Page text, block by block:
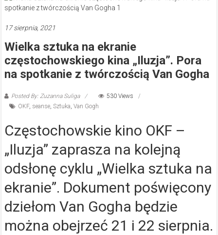
Kłobuck,
Myszków
17 sierpnia, 2021
Wielka sztuka na ekranie
częstochowskiego kina „Iluzja”. Pora
na spotkanie z twórczością Van Gogha
Posted By: Zuzanna Suliga
530 Views
OKF, seanse, Sztuka, Van Gogh
Częstochowskie kino OKF –
„Iluzja” zaprasza na kolejną
odsłonę cyklu „Wielka sztuka na
ekranie”. Dokument poświęcony
dziełom Van Gogha będzie
można obejrzeć 21 i 22 sierpnia.